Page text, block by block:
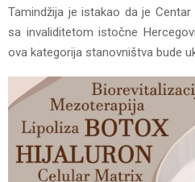
Tamindžija je istakao da je
sa invaliditetom istočne
ova kategorija stanovništva bude